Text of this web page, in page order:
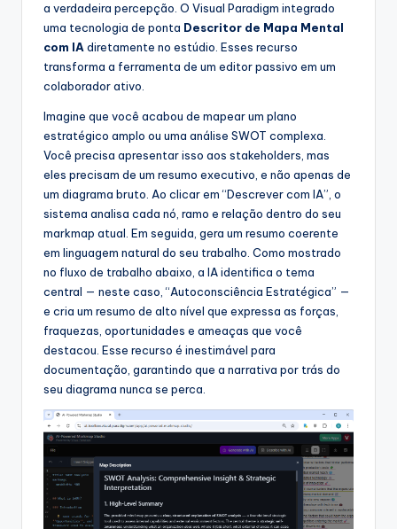
a verdadeira percepção. O Visual Paradigm integrado
uma tecnologia de ponta Descritor de Mapa Mental
com IA diretamente no estúdio. Esses recurso
transforma a ferramenta de um editor passivo em um
colaborador ativo.
Imagine que você acabou de mapear um plano
estratégico amplo ou uma análise SWOT complexa.
Você precisa apresentar isso aos stakeholders, mas
eles precisam de um resumo executivo, e não apenas de
um diagrama bruto. Ao clicar em “Descrever com IA”, o
sistema analisa cada nó, ramo e relação dentro do seu
markmap atual. Em seguida, gera um resumo coerente
em linguagem natural do seu trabalho. Como mostrado
no fluxo de trabalho abaixo, a IA identifica o tema
central — neste caso, “Autoconsciência Estratégica” —
e cria um resumo de alto nível que expressa as forças,
fraquezas, oportunidades e ameaças que você
destacou. Esse recurso é inestimável para
documentação, garantindo que a narrativa por trás do
seu diagrama nunca se perca.